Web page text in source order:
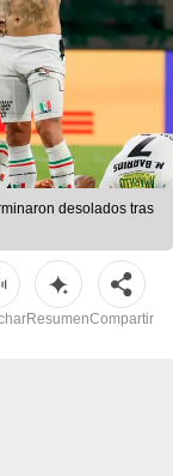
desolados tras
ResumenCompartir